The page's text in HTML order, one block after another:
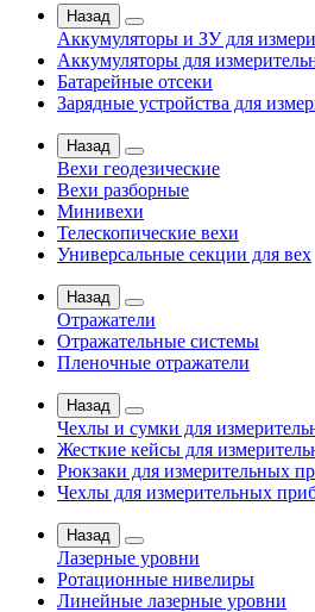
Назад
Аккумуляторы и ЗУ для
Аккумуляторы для
Батарейные отсеки
Зарядные устройства для
Назад
Вехи геодезические
Вехи разборные
Минивехи
Телескопические вехи
Универсальные секции для вех
Назад
Отражатели
Отражательные системы
Пленочные отражатели
Назад
Чехлы и сумки для
Жесткие кейсы для
Рюкзаки для измерительных
Чехлы для измерительных
Назад
Лазерные уровни
Ротационные нивелиры
Линейные лазерные уровни